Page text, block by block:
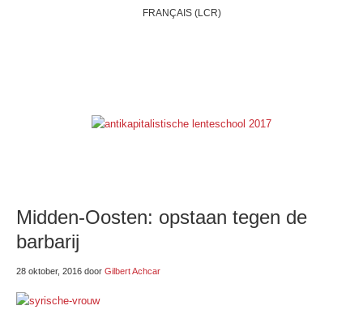
FRANÇAIS (LCR)
Midden-Oosten: opstaan tegen de
barbarij
28 oktober, 2016 door Gilbert Achcar